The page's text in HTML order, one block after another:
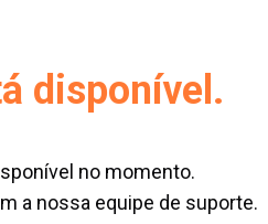
disponível.
no momento.
a nossa equipe de suporte.